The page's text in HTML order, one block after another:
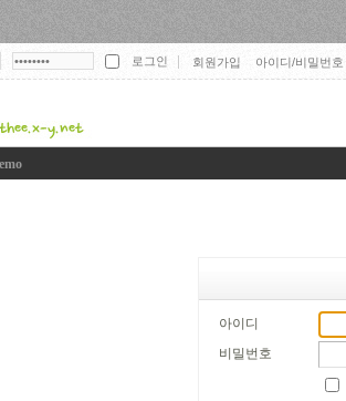
회원가입 아이디/비밀번
아이디
비밀번호